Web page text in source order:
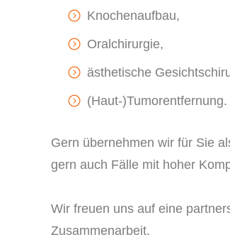
Knochenaufbau,
Oralchirurgie,
ästhetische
(Haut-)Tumorentfernung.
Gern übernehmen wir für Sie
gern auch Fälle mit hoher
Wir freuen uns auf eine
Zusammenarbeit.